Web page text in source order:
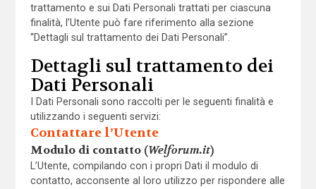
trattamento e sui Dati Personali trattati per ciascuna
finalità, l’Utente può fare riferimento alla sezione
“Dettagli sul trattamento dei Dati Personali”.
Dettagli sul trattamento dei
Dati Personali
I Dati Personali sono raccolti per le seguenti finalità e
utilizzando i seguenti servizi:
Contattare l’Utente
Modulo di contatto (Welforum.it)
L’Utente, compilando con i propri Dati il modulo di
contatto, acconsente al loro utilizzo per rispondere alle